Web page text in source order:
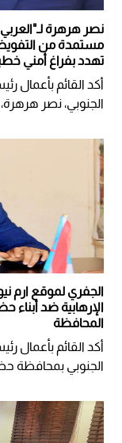
نصر هرهرة
مستمدة من
تهدد بفراغ أمني
أكد القائم بأعمال
الجنوبي، نصر
الجفري لموقع ارم
الإرهابية ضد أبناء
المحافظة
أكد القائم بأعمال
الجنوبي بمحافظة